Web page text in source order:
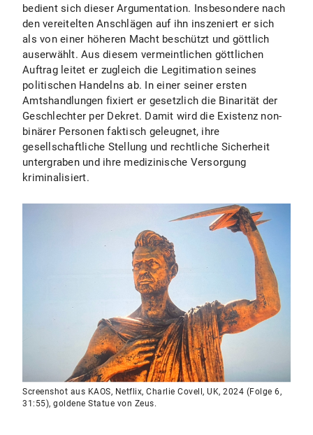
bedient sich dieser Argumentation. Insbesondere nach
den vereitelten Anschlägen auf ihn inszeniert er sich
als von einer höheren Macht beschützt und göttlich
auserwählt. Aus diesem vermeintlichen göttlichen
Auftrag leitet er zugleich die Legitimation seines
politischen Handelns ab. In einer seiner ersten
Amtshandlungen fixiert er gesetzlich die Binarität der
Geschlechter per Dekret. Damit wird die Existenz non-
binärer Personen faktisch geleugnet, ihre
gesellschaftliche Stellung und rechtliche Sicherheit
untergraben und ihre medizinische Versorgung
kriminalisiert.
Screenshot aus KAOS, Netflix, Charlie Covell, UK, 2024 (Folge 6,
31:55), goldene Statue von Zeus.